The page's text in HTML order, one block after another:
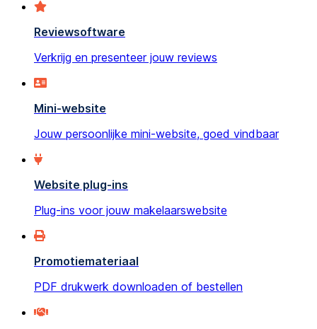
Reviewsoftware
Verkrijg en presenteer jouw reviews
Mini-website
Jouw persoonlijke mini-website, goed vindbaar
Website plug-ins
Plug-ins voor jouw makelaarswebsite
Promotiemateriaal
PDF drukwerk downloaden of bestellen